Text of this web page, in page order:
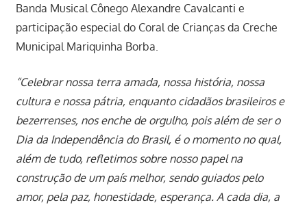
Banda Musical Cônego Alexandre Cavalcanti e
participação especial do Coral de Crianças da Creche
Municipal Mariquinha Borba.
“Celebrar nossa terra amada, nossa história, nossa
cultura e nossa pátria, enquanto cidadãos brasileiros e
bezerrenses, nos enche de orgulho, pois além de ser o
Dia da Independência do Brasil, é o momento no qual,
além de tudo, refletimos sobre nosso papel na
construção de um país melhor, sendo guiados pelo
amor, pela paz, honestidade, esperança. A cada dia, a